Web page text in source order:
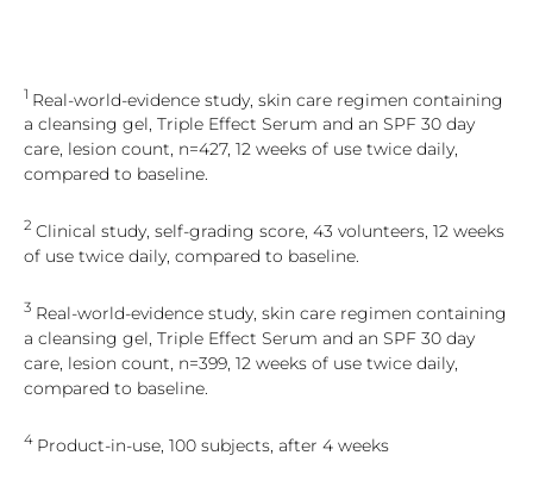
1 Real-world-evidence study, skin care regimen containing
a cleansing gel, Triple Effect Serum and an SPF 30 day
care, lesion count, n=427, 12 weeks of use twice daily,
compared to baseline.
2 Clinical study, self-grading score, 43 volunteers, 12 weeks
of use twice daily, compared to baseline.
3 Real-world-evidence study, skin care regimen containing
a cleansing gel, Triple Effect Serum and an SPF 30 day
care, lesion count, n=399, 12 weeks of use twice daily,
compared to baseline.
4 Product-in-use, 100 subjects, after 4 weeks